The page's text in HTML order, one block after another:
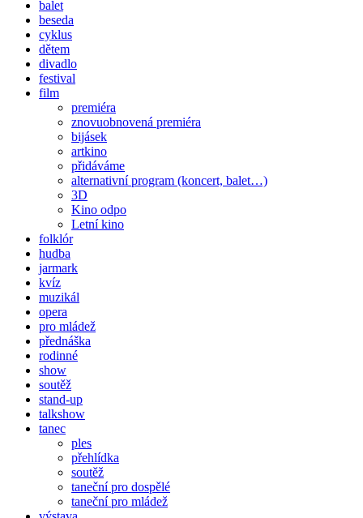
balet
beseda
cyklus
dětem
divadlo
festival
film
premiéra
znovuobnovená premiéra
bijásek
artkino
přidáváme
alternativní program (koncert, balet…)
3D
Kino odpo
Letní kino
folklór
hudba
jarmark
kvíz
muzikál
opera
pro mládež
přednáška
rodinné
show
soutěž
stand-up
talkshow
tanec
ples
přehlídka
soutěž
taneční pro dospělé
taneční pro mládež